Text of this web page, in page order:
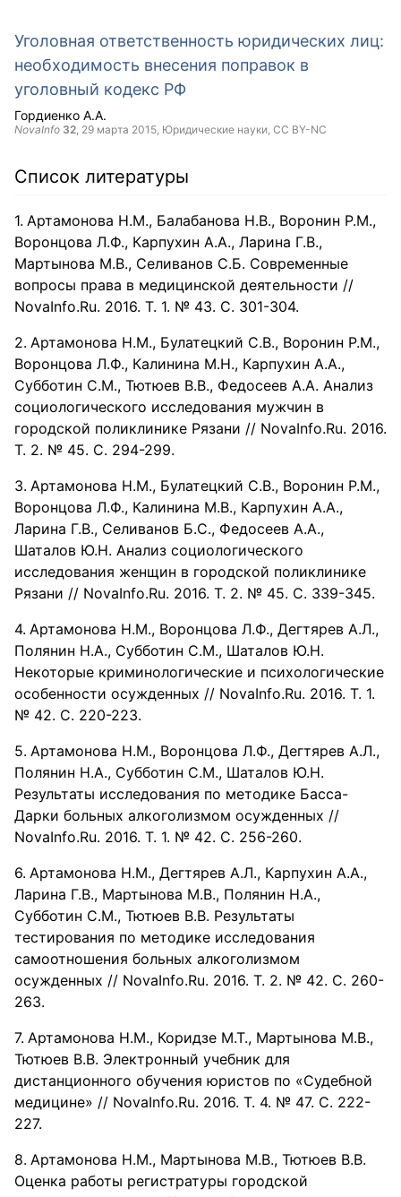
Уголовная ответственность юридических лиц:
необходимость внесения поправок в
уголовный кодекс РФ
Гордиенко А.А.
NovaInfo 32, 29 марта 2015, Юридические науки, CC BY-NC
Список литературы
Артамонова Н.М., Балабанова Н.В., Воронин Р.М.,
Воронцова Л.Ф., Карпухин А.А., Ларина Г.В.,
Мартынова М.В., Селиванов С.Б. Современные
вопросы права в медицинской деятельности //
NovaInfo.Ru. 2016. Т. 1. № 43. С. 301-304.
Артамонова Н.М., Булатецкий С.В., Воронин Р.М.,
Воронцова Л.Ф., Калинина М.Н., Карпухин А.А.,
Субботин С.М., Тютюев В.В., Федосеев А.А. Анализ
социологического исследования мужчин в
городской поликлинике Рязани // NovaInfo.Ru. 2016.
Т. 2. № 45. С. 294-299.
Артамонова Н.М., Булатецкий С.В., Воронин Р.М.,
Воронцова Л.Ф., Калинина М.В., Карпухин А.А.,
Ларина Г.В., Селиванов Б.С., Федосеев А.А.,
Шаталов Ю.Н. Анализ социологического
исследования женщин в городской поликлинике
Рязани // NovaInfo.Ru. 2016. Т. 2. № 45. С. 339-345.
Артамонова Н.М., Воронцова Л.Ф., Дегтярев А.Л.,
Полянин Н.А., Субботин С.М., Шаталов Ю.Н.
Некоторые криминологические и психологические
особенности осужденных // NovaInfo.Ru. 2016. Т. 1.
№ 42. С. 220-223.
Артамонова Н.М., Воронцова Л.Ф., Дегтярев А.Л.,
Полянин Н.А., Субботин С.М., Шаталов Ю.Н.
Результаты исследования по методике Басса-
Дарки больных алкоголизмом осужденных //
NovaInfo.Ru. 2016. Т. 1. № 42. С. 256-260.
Артамонова Н.М., Дегтярев А.Л., Карпухин А.А.,
Ларина Г.В., Мартынова М.В., Полянин Н.А.,
Субботин С.М., Тютюев В.В. Результаты
тестирования по методике исследования
самоотношения больных алкоголизмом
осужденных // NovaInfo.Ru. 2016. Т. 2. № 42. С. 260-
263.
Артамонова Н.М., Коридзе М.Т., Мартынова М.В.,
Тютюев В.В. Электронный учебник для
дистанционного обучения юристов по «Судебной
медицине» // NovaInfo.Ru. 2016. Т. 4. № 47. С. 222-
227.
Артамонова Н.М., Мартынова М.В., Тютюев В.В.
Оценка работы регистратуры городской